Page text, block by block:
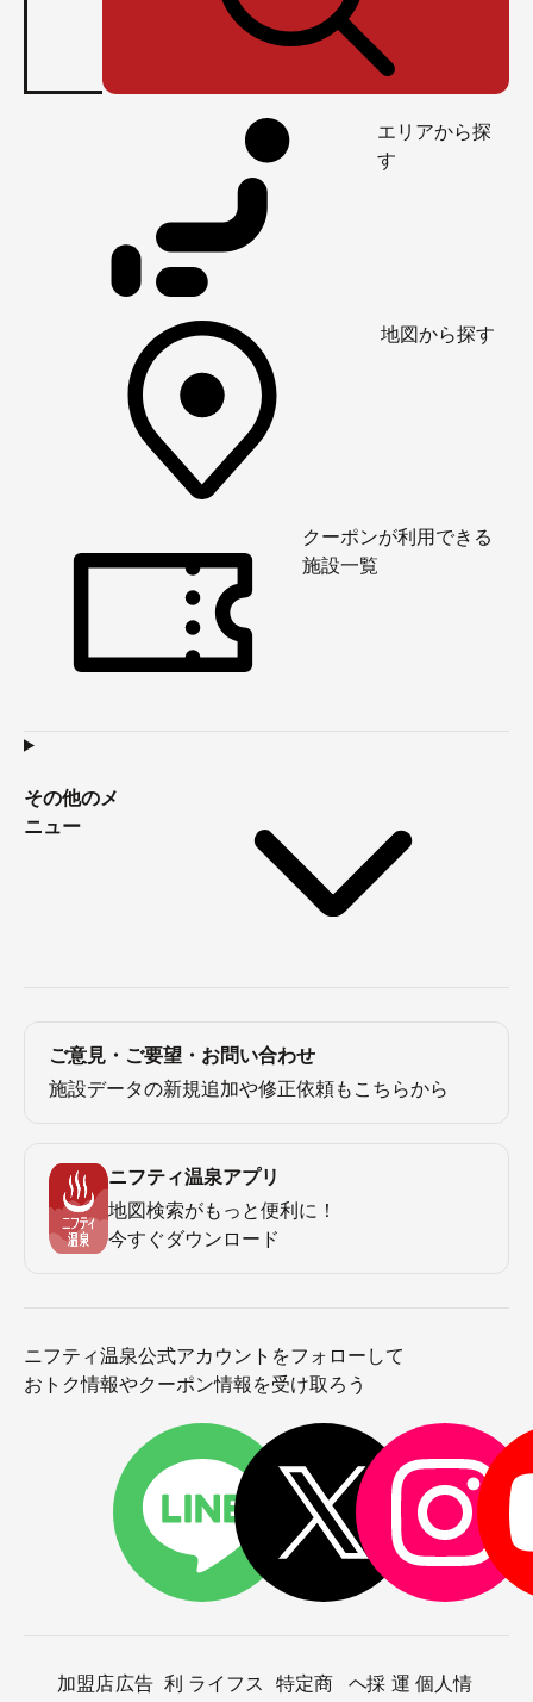
エリアから探
す
地図から探す
クーポンが利用できる
施設一覧
その他のメ
ニュー
ご意見・ご要望・お問い合わせ
施設データの新規追加や修正依頼もこちらから
ニフティ温泉アプリ
地図検索がもっと便利に！
今すぐダウンロード
ニフティ温泉公式アカウントをフォローして
おトク情報やクーポン情報を受け取ろう
加盟店広告 利 ライフス
特定商
ヘ採 運 個人情